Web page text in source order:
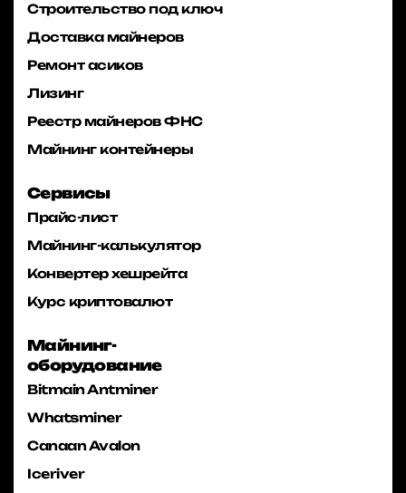
Строительство под ключ
Доставка майнеров
Ремонт асиков
Лизинг
Реестр майнеров ФНС
Майнинг контейнеры
Сервисы
Прайс-лист
Майнинг-калькулятор
Конвертер хешрейта
Курс криптовалют
Майнинг-
оборудование
Bitmain Antminer
Whatsminer
Canaan Avalon
Iceriver